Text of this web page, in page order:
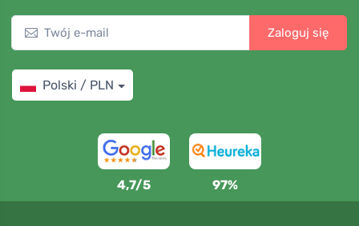
Zaloguj się
Polski / PLN
4,7/5 97%